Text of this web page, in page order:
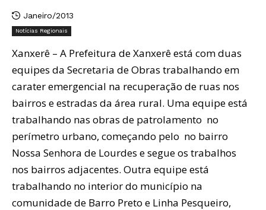
Janeiro/2013
Notícias Regionais
Xanxerê – A Prefeitura de Xanxerê está com duas
equipes da Secretaria de Obras trabalhando em
carater emergencial na recuperação de ruas nos
bairros e estradas da área rural. Uma equipe está
trabalhando nas obras de patrolamento no
perímetro urbano, começando pelo no bairro
Nossa Senhora de Lourdes e segue os trabalhos
nos bairros adjacentes. Outra equipe está
trabalhando no interior do município na
comunidade de Barro Preto e Linha Pesqueiro,